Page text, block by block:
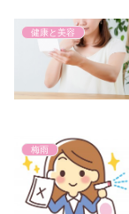
健康と美容
梅雨